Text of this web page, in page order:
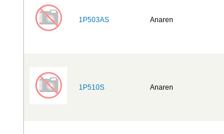
1P503AS Anaren
1P510S Anaren